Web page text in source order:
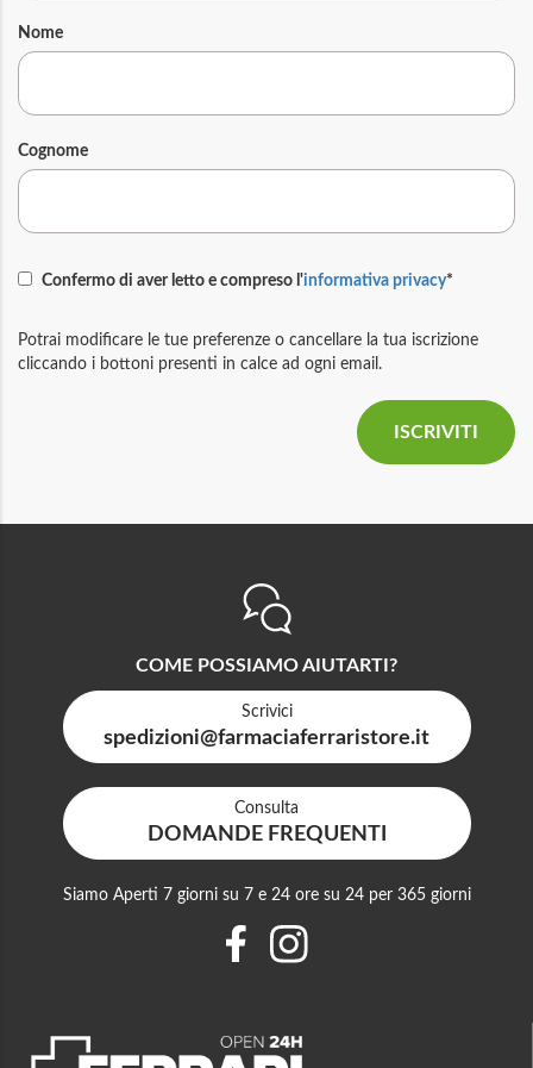
Nome
Cognome
Confermo di aver letto e compreso l'informativa privacy*
Potrai modificare le tue preferenze o cancellare la tua iscrizione
cliccando i bottoni presenti in calce ad ogni email.
COME POSSIAMO AIUTARTI?
Scrivici
spedizioni@farmaciaferraristore.it
Consulta
DOMANDE FREQUENTI
Siamo Aperti 7 giorni su 7 e 24 ore su 24 per 365 giorni